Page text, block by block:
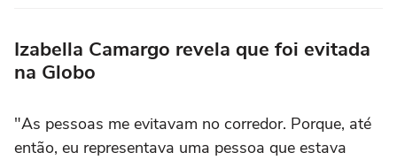
Izabella Camargo revela que foi evitada
na Globo
"As pessoas me evitavam no corredor. Porque, até
então, eu representava uma pessoa que estava